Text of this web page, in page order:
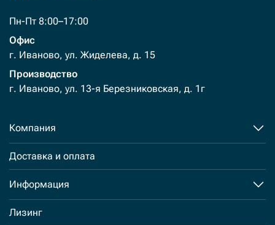
Пн-Пт 8:00–17:00
Офис
г. Иваново, ул. Жиделева, д. 15
Производство
г. Иваново, ул. 13-я Березниковская, д. 1г
Компания
Доставка и оплата
Информация
Лизинг